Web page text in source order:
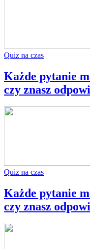
Quiz na czas
Każde pytanie
czy znasz
Quiz na czas
Każde pytanie
czy znasz